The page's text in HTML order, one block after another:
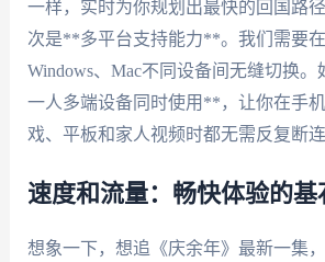
一样，实时为你规划出最快的回国路
次是**多平台支持能力**。我们需要在
Windows、Mac不同设备间无缝切换
一人多端设备同时使用**，让你在手
戏、平板和家人视频时都无需反复断连
速度和流量：畅快体验的基
想象一下，想追《庆余年》最新一集